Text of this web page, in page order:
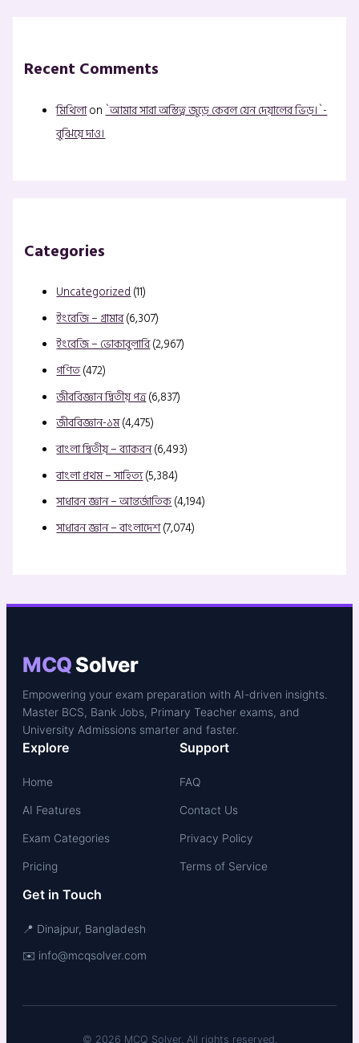
Recent Comments
মিথিলাon`আমার সারা অস্তিত্ব জুড়ে কেবল যেন দেয়ালের ভিড়।`-
বুঝিয়ে দাও।
Categories
Uncategorized(11)
ইংরেজি – গ্রামার(6,307)
ইংরেজি – ভোকাবুলারি(2,967)
গণিত(472)
জীববিজ্ঞান দ্বিতীয় পত্র(6,837)
জীববিজ্ঞান-১ম(4,475)
বাংলা দ্বিতীয় – ব্যাকরন(6,493)
বাংলা প্রথম – সাহিত্য(5,384)
সাধারন জ্ঞান – আন্তর্জাতিক(4,194)
সাধারন জ্ঞান – বাংলাদেশ(7,074)
MCQSolver
Empowering your exam preparation with AI-driven insights.
Master BCS, Bank Jobs, Primary Teacher exams, and
University Admissions smarter and faster.
Explore
Home
AI Features
Exam Categories
Pricing
Support
FAQ
Contact Us
Privacy Policy
Terms of Service
Get in Touch
📍 Dinajpur, Bangladesh
✉️ info@mcqsolver.com
© 2026 MCQ Solver. All rights reserved.